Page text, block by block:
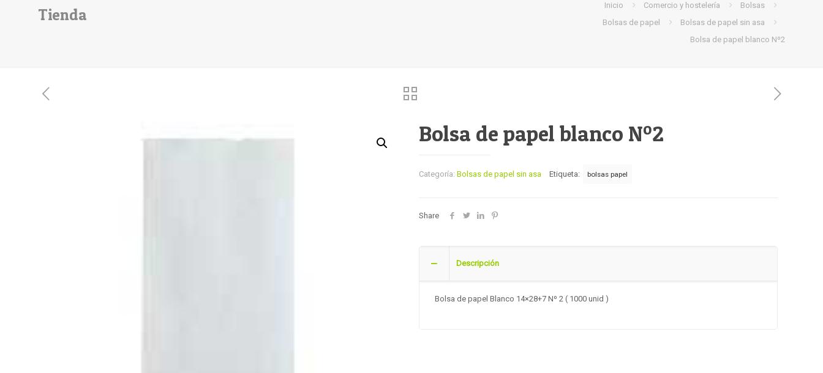
Tienda
Inicio Comercio y hostelería
Bolsas
Bolsas de papel
Bolsas de papel sin asa
Bolsa de papel blanco Nº2
Bolsa de papel blanco Nº2
Categoría: Bolsas de papel sin asa Etiqueta: bolsas papel
Share
Descripción
Bolsa de papel Blanco 14×28+7 Nº 2 ( 1000 unid )